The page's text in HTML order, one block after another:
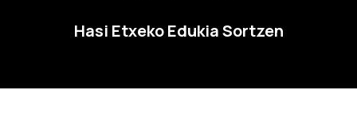
Hasi Etxeko Edukia Sortzen